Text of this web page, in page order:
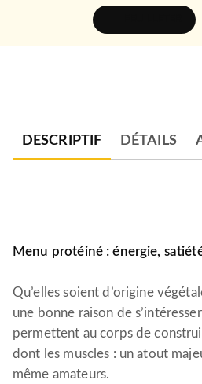
DESCRIPTIF DÉTAILS
Menu protéiné : énergie,
Qu’elles soient d’origine
une bonne raison de
permettent au corps de
dont les muscles : un atout
même amateurs.